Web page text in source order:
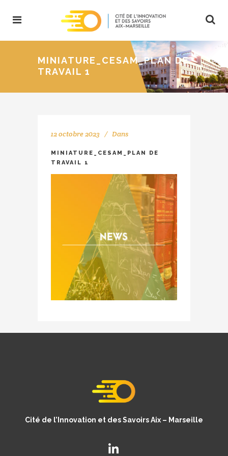
MINIATURE_CESAM_PLAN DE
TRAVAIL 1
12 octobre 2023 Dans
MINIATURE_CESAM_PLAN DE
TRAVAIL 1
Cité de l’Innovation et des Savoirs Aix – Marseille